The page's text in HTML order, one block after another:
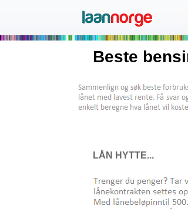
Beste
LÅN HYTTE...